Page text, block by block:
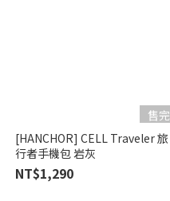
售完
[HANCHOR] CELL Traveler 旅
行者手機包 岩灰
NT$1,290